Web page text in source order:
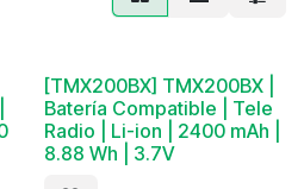
[TMX200BX] TMX200BX |
Batería Compatible | Tele
Radio | Li-ion | 2400 mAh |
8.88 Wh | 3.7V